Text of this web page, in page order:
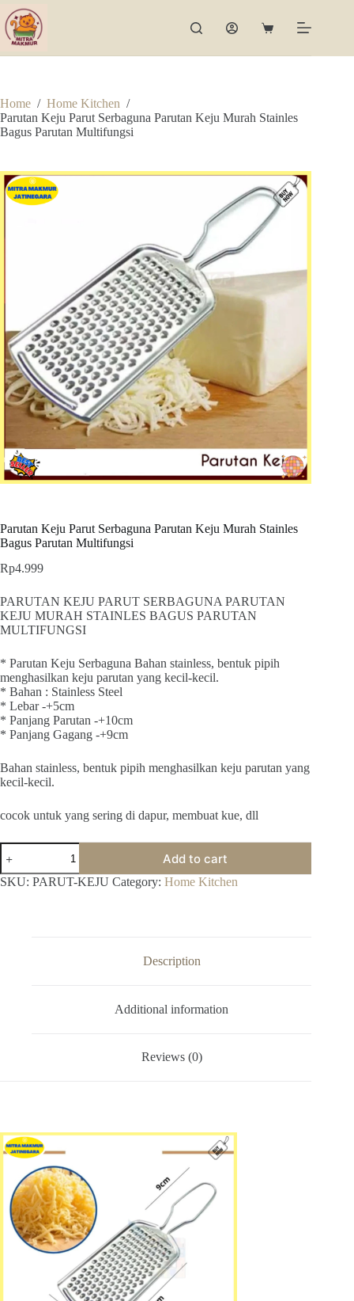
Skip
to
content
Shopping
Home / Home Kitchen /
Parutan Keju Parut Serbaguna Parutan Keju Murah Stainles
Bagus Parutan Multifungsi
Parutan Keju Parut Serbaguna Parutan Keju Murah Stainles
Bagus Parutan Multifungsi
Rp4.999
PARUTAN KEJU PARUT SERBAGUNA PARUTAN
KEJU MURAH STAINLES BAGUS PARUTAN
MULTIFUNGSI
* Parutan Keju Serbaguna Bahan stainless, bentuk pipih
menghasilkan keju parutan yang kecil-kecil.
* Bahan : Stainless Steel
* Lebar -+5cm
* Panjang Parutan -+10cm
* Panjang Gagang -+9cm
Bahan stainless, bentuk pipih menghasilkan keju parutan yang
kecil-kecil.
cocok untuk yang sering di dapur, membuat kue, dll
Parutan
Keju
Parut
Serbaguna
Add to cart
SKU: PARUT-KEJU Category: Home Kitchen
Description
Additional information
Reviews (0)